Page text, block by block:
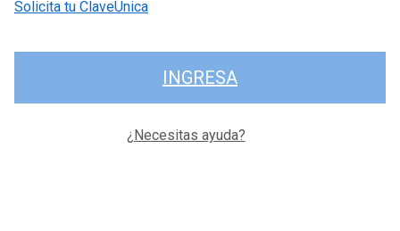
Solicita tu ClaveÚnica
INGRESA
¿Necesitas ayuda?